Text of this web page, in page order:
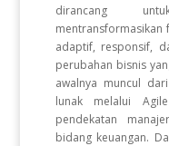
dirancang
mentransformasikan
adaptif, responsif,
perubahan bisnis
awalnya muncul
lunak melalui
pendekatan
bidang keuangan.